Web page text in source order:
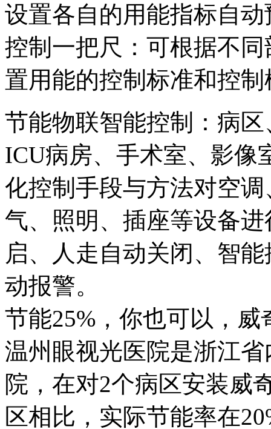
设置各自的用能指标自
控制一把尺：可根据不
置用能的控制标准和控制
节能物联智能控制：病
ICU病房、手术室、影像
化控制手段与方法对空
气、照明、插座等设备
启、人走自动关闭、智
动报警。
节能25%，你也可以，
温州眼视光医院是浙江
院，在对2个病区安装威
区相比，实际节能率在